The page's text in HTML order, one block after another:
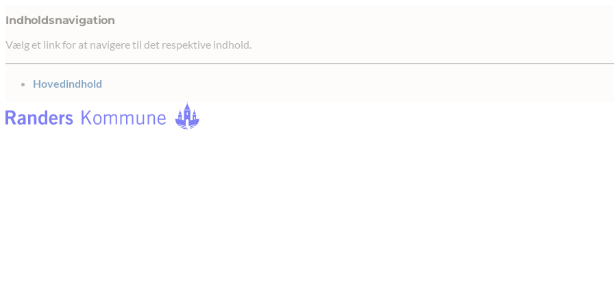
Indholdsnavigation
Vælg et link for at navigere til det respektive indhold.
gå til
Hovedindhold